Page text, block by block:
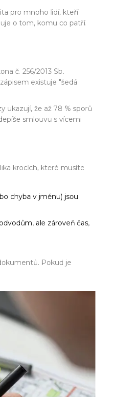
pro mnoho lidí, kteří
o tom, komu co patří.
č. 256/2013 Sb.
existuje "šedá
ukazují, že až 78 % sporů
smlouvu s vícemi
krocích, které musíte
chyba v jménu) jsou
ale zároveň čas,
Pokud je